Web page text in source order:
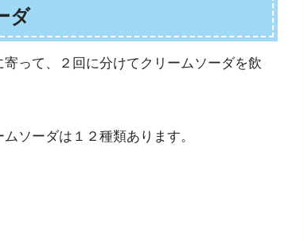
ダ
って、２回に分けてクリームソーダを飲
ソーダは１２種類あります。